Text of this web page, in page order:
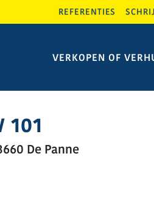
REFERENTIES
VERKOPEN OF
101
De Panne